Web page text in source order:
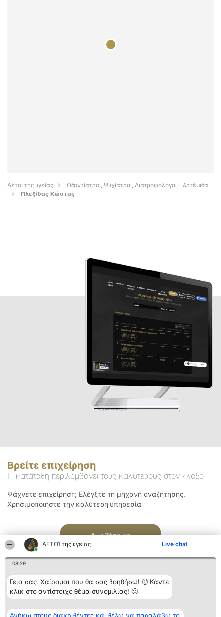
ΑΕΤΟΊ της υγείας Live chat
08:29
Γεια σας. Χαίρομαι που θα σας βοηθήσω! 🙂 Κάντε
κλικ στο αντίστοιχο θέμα συνομιλίας! 🙂
Ανήκω στους διακριθέντες και θέλω να παραλάβω το
Αετοί της υγείας
Οδοντίατροι, Ψυχίατροι, Διατροφολόγοι - Αρτέμιδα
Πλεξίδας Κώστας
Βρείτε επιχείρηση
Η κατάταξη περιλαμβάνει τους καλύτερους στον κλάδο
Ψάχνετε επιχείρηση; Ελέγξτε τη μηχανή αναζήτησης.
Χρησιμοποιήστε την καλύτερη υπηρεσία
Αναζήτηση
Διοργανωτής της
κατάταξης
Κατάταξη
Διακριθέντες
Επικοινωνία
Επικοινωνία